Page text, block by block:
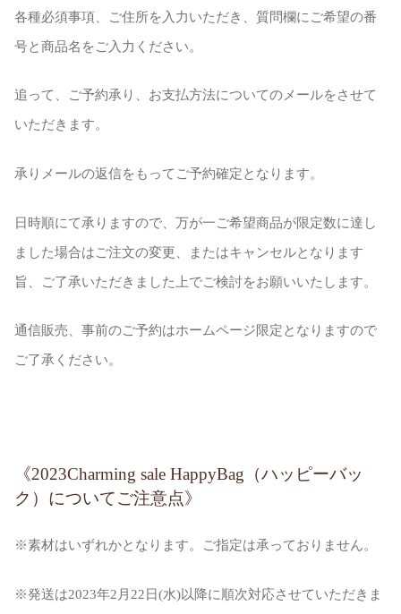
各種必須事項、ご住所を入力いただき、質問欄にご希望の番
号と商品名をご入力ください。
追って、ご予約承り、お支払方法についてのメールをさせて
いただきます。
承りメールの返信をもってご予約確定となります。
日時順にて承りますので、万が一ご希望商品が限定数に達し
ました場合はご注文の変更、またはキャンセルとなります
旨、ご了承いただきました上でご検討をお願いいたします。
通信販売、事前のご予約はホームページ限定となりますので
ご了承ください。
《2023Charming sale HappyBag（ハッピーバッ
ク）についてご注意点》
※素材はいずれかとなります。ご指定は承っておりません。
※発送は2023年2月22日(水)以降に順次対応させていただきま